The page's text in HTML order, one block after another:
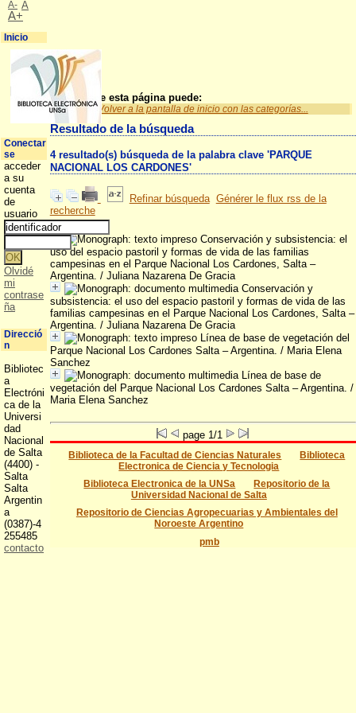
A partir de esta página puede:
Volver a la pantalla de inicio con las categorías...
Resultado de la búsqueda
4 resultado(s) búsqueda de la palabra clave 'PARQUE
NACIONAL LOS CARDONES'
Refinar búsqueda Générer le flux rss de la
recherche
Conservación y subsistencia: el
uso del espacio pastoril y formas de vida de las familias
campesinas en el Parque Nacional Los Cardones, Salta –
Argentina. / Juliana Nazarena De Gracia
Conservación y
subsistencia: el uso del espacio pastoril y formas de vida de las
familias campesinas en el Parque Nacional Los Cardones, Salta –
Argentina. / Juliana Nazarena De Gracia
Línea de base de vegetación del
Parque Nacional Los Cardones Salta – Argentina. / Maria Elena
Sanchez
Línea de base de
vegetación del Parque Nacional Los Cardones Salta – Argentina. /
Maria Elena Sanchez
page 1/1
Biblioteca de la Facultad de Ciencias Naturales
Biblioteca
Electronica de Ciencia y Tecnologia
Biblioteca Electronica de la UNSa
Repositorio de la
Universidad Nacional de Salta
Repositorio de Ciencias Agropecuarias y Ambientales del
Noroeste Argentino
pmb
A- A
A+
Inicio
Conectar
se
acceder
a su
cuenta
de
usuario
Olvidé
mi
contrase
ña
Direcció
n
Bibliotec
a
Electróni
ca de la
Universi
dad
Nacional
de Salta
(4400) -
Salta
Salta
Argentin
a
(0387)-4
255485
contacto